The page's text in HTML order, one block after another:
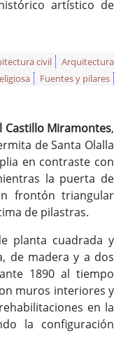
artístico de
civil
Arquitectura
Fuentes y pilares
Castillo Miramontes,
de Santa Olalla
en contraste con
la puerta de
frontón triangular
de pilastras.
planta cuadrada y
de madera y a dos
1890 al tiempo
muros interiores y
en la
la configuración